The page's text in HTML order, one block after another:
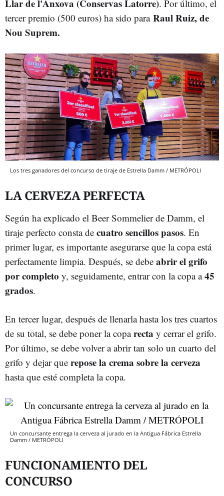
Llar de l'Anxova (Conservas Latorre). Por último, el
tercer premio (500 euros) ha sido para Raul Ruiz, de
Nou Suprem.
Los tres ganadores del concurso de tiraje de Estrella Damm / METRÓPOLI
LA CERVEZA PERFECTA
Según ha explicado el Beer Sommelier de Damm, el
tiraje perfecto consta de cuatro sencillos pasos. En
primer lugar, es importante asegurarse que la copa está
perfectamente limpia. Después, se debe abrir el grifo
por completo y, seguidamente, entrar con la copa a45
grados.
En tercer lugar, después de llenarla hasta los tres cuartos
de su total, se debe poner la coparecta y cerrar el grifo.
Por último, se debe volver a abrir tan solo un cuarto del
grifo y dejar que repose la crema sobre la cerveza
hasta que esté completa la copa.
Un concursante entrega la cerveza al jurado en la Antigua Fábrica Estrella
Damm / METRÓPOLI
FUNCIONAMIENTO DEL
CONCURSO